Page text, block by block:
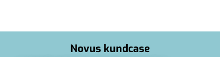
Novus kundcase